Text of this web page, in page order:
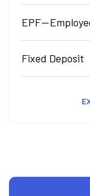
EPF —
Fixed Deposit